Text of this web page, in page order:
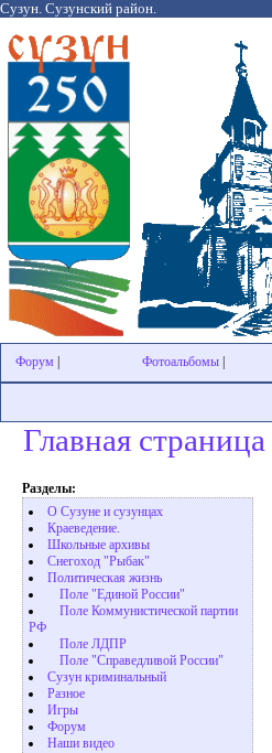
Сузун. Сузунский район.
Форум Фотоальбомы
Главная страница
Разделы:
О Сузуне и сузунцах
Краеведение.
Школьные архивы
Снегоход "Рыбак"
Политическая жизнь
Поле "Единой России"
Поле Коммунистической партии
РФ
Поле ЛДПР
Поле "Справедливой России"
Сузун криминальный
Разное
Игры
Форум
Наши видео